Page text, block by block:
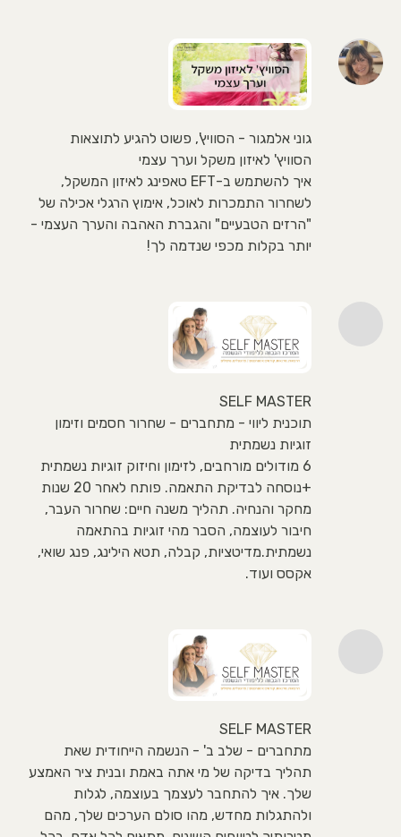
גוני אלמגור - הסוויץ', פשוט להגיע לתוצאות
הסוויץ' לאיזון משקל וערך עצמי
איך להשתמש ב-EFT טאפינג לאיזון המשקל,
לשחרור התמכרות לאוכל, אימוץ הרגלי אכילה של
"הרזים הטבעיים" והגברת האהבה והערך העצמי -
יותר בקלות מכפי שנדמה לך!
SELF MASTER
תוכנית ליווי - מתחברים - שחרור חסמים וזימון
זוגיות נשמתית
6 מודולים מורחבים, לזימון וחיזוק זוגיות נשמתית
+נוסחה לבדיקת התאמה. פותח לאחר 20 שנות
מחקר והנחיה. תהליך משנה חיים: שחרור העבר,
חיבור לעוצמה, הסבר מהי זוגיות בהתאמה
נשמתית.מדיטציות, קבלה, תטא הילינג, פנג שואי,
אקסס ועוד.
SELF MASTER
מתחברים - שלב ב' - הנשמה הייחודית שאת
תהליך בדיקה של מי אתה באמת ובנית ציר האמצע
שלך. איך להתחבר לעצמך בעוצמה, לגלות
ולהתגלות מחדש, מהו סולם הערכים שלך, מהם